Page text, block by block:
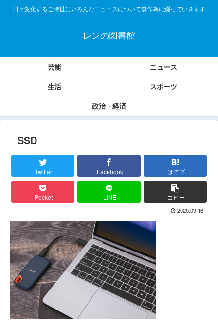
日々変化するご時世にいろんなニュースについて無作為に綴っていきます
レンの図書館
芸能
ニュース
生活
スポーツ
政治・経済
SSD
Twitter Facebook はてブ
Pocket LINE コピー
2020.09.16